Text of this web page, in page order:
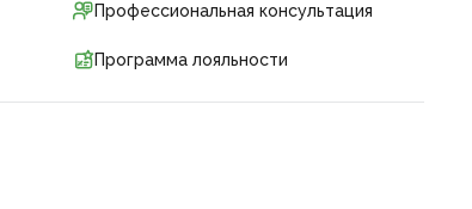
Профессиональная консультация
Программа лояльности